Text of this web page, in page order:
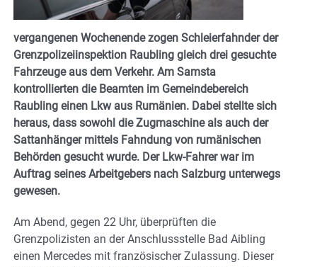
vergangenen Wochenende zogen Schleierfahnder der
Grenzpolizeiinspektion Raubling gleich drei gesuchte
Fahrzeuge aus dem Verkehr. Am Samsta
kontrollierten die Beamten im Gemeindebereich
Raubling einen Lkw aus Rumänien. Dabei stellte sich
heraus, dass sowohl die Zugmaschine als auch der
Sattanhänger mittels Fahndung von rumänischen
Behörden gesucht wurde. Der Lkw-Fahrer war im
Auftrag seines Arbeitgebers nach Salzburg unterwegs
gewesen.
Am Abend, gegen 22 Uhr, überprüften die
Grenzpolizisten an der Anschlussstelle Bad Aibling
einen Mercedes mit französischer Zulassung. Dieser